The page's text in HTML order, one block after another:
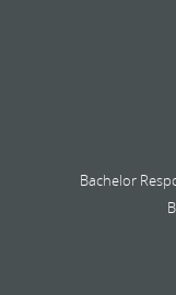
Bachelor